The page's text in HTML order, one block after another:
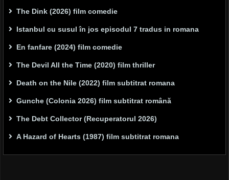
The Dink (2026) film comedie
Istanbul cu susul în jos episodul 7 tradus in romana
En fanfare (2024) film comedie
The Devil All the Time (2020) film thriller
Death on the Nile (2022) film subtitrat romana
Gunche (Colonia 2026) film subtitrat română
The Debt Collector (Recuperatorul 2026)
A Hazard of Hearts (1987) film subtitrat romana